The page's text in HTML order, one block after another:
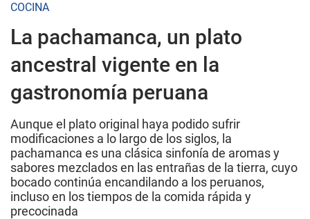
COCINA
La pachamanca, un plato
ancestral vigente en la
gastronomía peruana
Aunque el plato original haya podido sufrir
modificaciones a lo largo de los siglos, la
pachamanca es una clásica sinfonía de aromas y
sabores mezclados en las entrañas de la tierra, cuyo
bocado continúa encandilando a los peruanos,
incluso en los tiempos de la comida rápida y
precocinada